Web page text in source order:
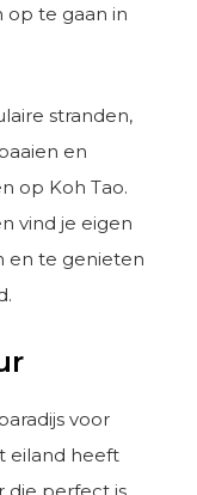
op te gaan in
stranden,
en
op Koh Tao.
vind je eigen
en te genieten
voor
eiland heeft